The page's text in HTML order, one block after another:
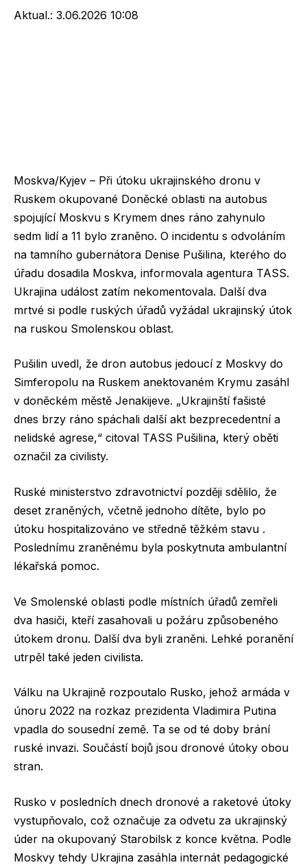
Aktual.: 3.06.2026 10:08
Moskva/Kyjev – Při útoku ukrajinského dronu v
Ruskem okupované Doněcké oblasti na autobus
spojující Moskvu s Krymem dnes ráno zahynulo
sedm lidí a 11 bylo zraněno. O incidentu s odvoláním
na tamního gubernátora Denise Pušilina, kterého do
úřadu dosadila Moskva, informovala agentura TASS.
Ukrajina událost zatím nekomentovala. Další dva
mrtvé si podle ruských úřadů vyžádal ukrajinský útok
na ruskou Smolenskou oblast.
Pušilin uvedl, že dron autobus jedoucí z Moskvy do
Simferopolu na Ruskem anektovaném Krymu zasáhl
v doněckém městě Jenakijeve. „Ukrajinští fašisté
dnes brzy ráno spáchali další akt bezprecedentní a
nelidské agrese,“ citoval TASS Pušilina, který oběti
označil za civilisty.
Ruské ministerstvo zdravotnictví později sdělilo, že
deset zraněných, včetně jednoho dítěte, bylo po
útoku hospitalizováno ve středně těžkém stavu .
Poslednímu zraněnému byla poskytnuta ambulantní
lékařská pomoc.
Ve Smolenské oblasti podle místních úřadů zemřeli
dva hasiči, kteří zasahovali u požáru způsobeného
útokem dronu. Další dva byli zraněni. Lehké poranění
utrpěl také jeden civilista.
Válku na Ukrajině rozpoutalo Rusko, jehož armáda v
únoru 2022 na rozkaz prezidenta Vladimira Putina
vpadla do sousední země. Ta se od té doby brání
ruské invazi. Součástí bojů jsou dronové útoky obou
stran.
Rusko v posledních dnech dronové a raketové útoky
vystupňovalo, což označuje za odvetu za ukrajinský
úder na okupovaný Starobilsk z konce května. Podle
Moskvy tehdy Ukrajina zasáhla internát pedagogické